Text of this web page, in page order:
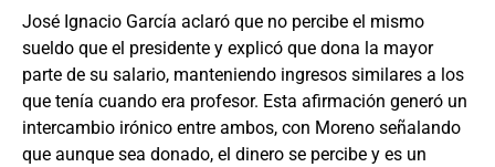
José Ignacio García aclaró que no percibe el mismo
sueldo que el presidente y explicó que dona la mayor
parte de su salario, manteniendo ingresos similares a los
que tenía cuando era profesor. Esta afirmación generó un
intercambio irónico entre ambos, con Moreno señalando
que aunque sea donado, el dinero se percibe y es un